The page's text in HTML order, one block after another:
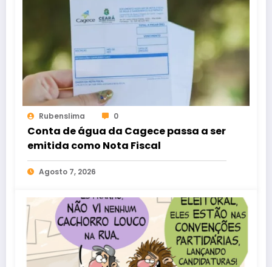
Rubenslima 0
Conta de água da Cagece passa a ser
emitida como Nota Fiscal
Agosto 7, 2026